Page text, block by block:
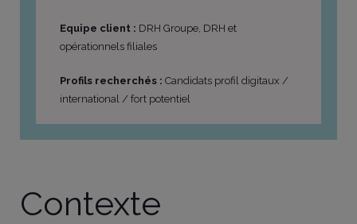
Equipe client : DRH Groupe, DRH et
opérationnels filiales
Profils recherchés : Candidats profil digitaux /
international / fort potentiel
Contexte